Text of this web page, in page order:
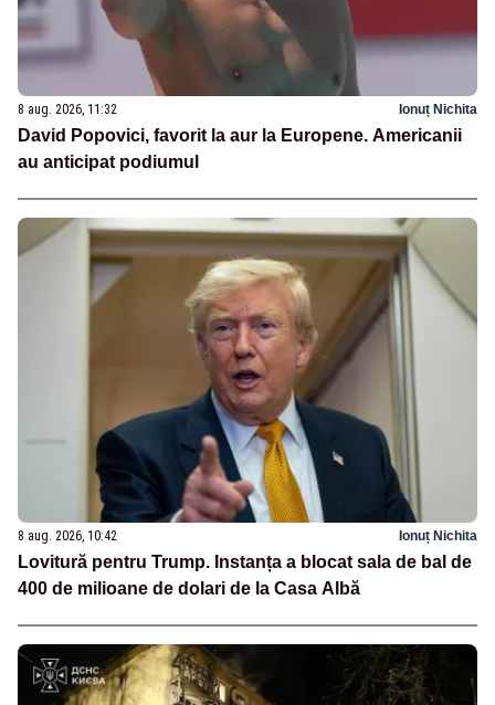
8 aug. 2026, 11:32 Ionuț Nichita
David Popovici, favorit la aur la Europene. Americanii
au anticipat podiumul
8 aug. 2026, 10:42 Ionuț Nichita
Lovitură pentru Trump. Instanța a blocat sala de bal de
400 de milioane de dolari de la Casa Albă